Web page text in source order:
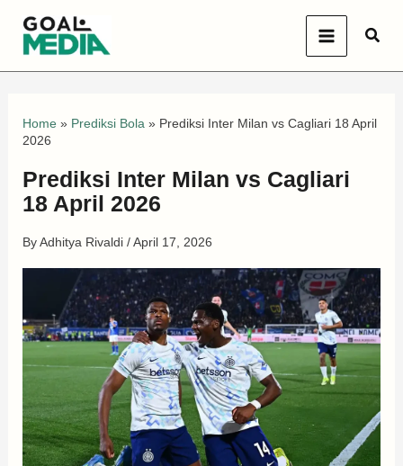
Home» Prediksi Bola » Prediksi Inter Milan vs Cagliari 18 April
2026
Prediksi Inter Milan vs Cagliari
18 April 2026
ByAdhitya Rivaldi /April 17, 2026